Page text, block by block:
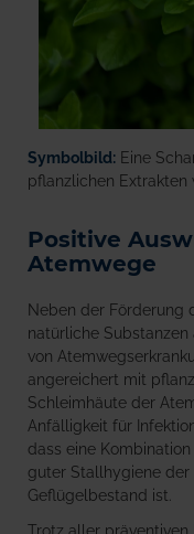
Symbolbild: Eine
pflanzlichen Extrakten
Positive
Atemwege
Neben der Förderung
natürliche Substanzen
von
angereichert mit
Schleimhäute der
Anfälligkeit für
dass eine
guter Stallhygiene der
Geflügelbestand ist.